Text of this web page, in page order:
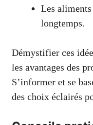
Les aliments
longtemps.
Démystifier ces
les avantages des
S’informer et se
des choix éclairés